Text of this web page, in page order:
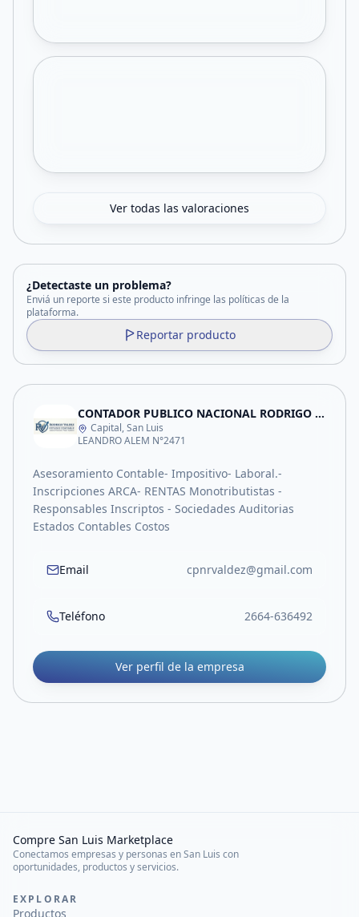
Ver todas las valoraciones
¿Detectaste un problema?
Enviá un reporte si este producto infringe las políticas de la
plataforma.
Reportar producto
CONTADOR PUBLICO NACIONAL RODRIGO VALDEZ
Capital, San Luis
LEANDRO ALEM N°2471
Asesoramiento Contable- Impositivo- Laboral.-
Inscripciones ARCA- RENTAS Monotributistas -
Responsables Inscriptos - Sociedades Auditorias
Estados Contables Costos
Email cpnrvaldez@gmail.com
Teléfono 2664-636492
Ver perfil de la empresa
Compre San Luis Marketplace
Conectamos empresas y personas en San Luis con
oportunidades, productos y servicios.
EXPLORAR
Productos